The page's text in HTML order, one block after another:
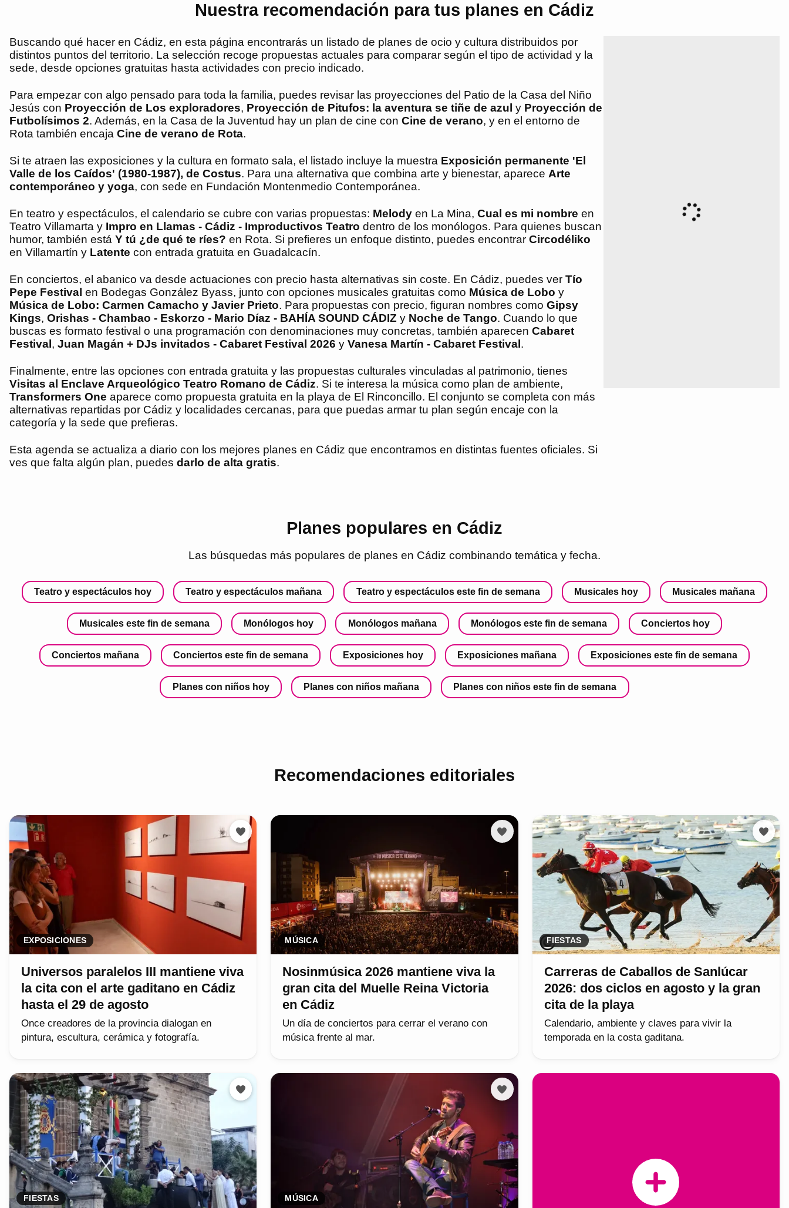
Nuestra recomendación para tus planes en Cádiz
Buscando qué hacer en Cádiz, en esta página encontrarás un listado de planes de ocio y cultura distribuidos por
distintos puntos del territorio. La selección recoge propuestas actuales para comparar según el tipo de actividad y la
sede, desde opciones gratuitas hasta actividades con precio indicado.
Para empezar con algo pensado para toda la familia, puedes revisar las proyecciones del Patio de la Casa del Niño
Jesús con Proyección de Los exploradores, Proyección de Pitufos: la aventura se tiñe de azul y Proyección de
Futbolísimos 2. Además, en la Casa de la Juventud hay un plan de cine con Cine de verano, y en el entorno de
Rota también encaja Cine de verano de Rota.
Si te atraen las exposiciones y la cultura en formato sala, el listado incluye la muestra Exposición permanente 'El
Valle de los Caídos' (1980-1987), de Costus. Para una alternativa que combina arte y bienestar, aparece Arte
contemporáneo y yoga, con sede en Fundación Montenmedio Contemporánea.
En teatro y espectáculos, el calendario se cubre con varias propuestas: Melody en La Mina, Cual es mi nombre en
Teatro Villamarta y Impro en Llamas - Cádiz - Improductivos Teatro dentro de los monólogos. Para quienes buscan
humor, también está Y tú ¿de qué te ríes? en Rota. Si prefieres un enfoque distinto, puedes encontrar Circodéliko
en Villamartín y Latente con entrada gratuita en Guadalcacín.
En conciertos, el abanico va desde actuaciones con precio hasta alternativas sin coste. En Cádiz, puedes ver Tío
Pepe Festival en Bodegas González Byass, junto con opciones musicales gratuitas como Música de Lobo y
Música de Lobo: Carmen Camacho y Javier Prieto. Para propuestas con precio, figuran nombres como Gipsy
Kings, Orishas - Chambao - Eskorzo - Mario Díaz - BAHÍA SOUND CÁDIZ y Noche de Tango. Cuando lo que
buscas es formato festival o una programación con denominaciones muy concretas, también aparecen Cabaret
Festival , Juan Magán + DJs invitados - Cabaret Festival 2026 y Vanesa Martín - Cabaret Festival .
Finalmente, entre las opciones con entrada gratuita y las propuestas culturales vinculadas al patrimonio, tienes
Visitas al Enclave Arqueológico Teatro Romano de Cádiz. Si te interesa la música como plan de ambiente,
Transformers One aparece como propuesta gratuita en la playa de El Rinconcillo. El conjunto se completa con más
alternativas repartidas por Cádiz y localidades cercanas, para que puedas armar tu plan según encaje con la
categoría y la sede que prefieras.
Esta agenda se actualiza a diario con los mejores planes en Cádiz que encontramos en distintas fuentes oficiales. Si
ves que falta algún plan, puedes darlo de alta gratis.
Planes populares en Cádiz
Las búsquedas más populares de planes en Cádiz combinando temática y fecha.
Teatro y espectáculos hoy Teatro y espectáculos mañana Teatro y espectáculos este fin de semana Musicales hoy Musicales mañana
Musicales este fin de semana Monólogos hoy Monólogos mañana Monólogos este fin de semana Conciertos hoy
Conciertos mañana Conciertos este fin de semana Exposiciones hoy Exposiciones mañana Exposiciones este fin de semana
Planes con niños hoy Planes con niños mañana Planes con niños este fin de semana
Recomendaciones editoriales
EXPOSICIONES
Universos paralelos III mantiene viva
la cita con el arte gaditano en Cádiz
hasta el 29 de agosto
Once creadores de la provincia dialogan en
pintura, escultura, cerámica y fotografía.
MÚSICA
Nosinmúsica 2026 mantiene viva la
gran cita del Muelle Reina Victoria
en Cádiz
Un día de conciertos para cerrar el verano con
música frente al mar.
FIESTAS
Carreras de Caballos de Sanlúcar
2026: dos ciclos en agosto y la gran
cita de la playa
Calendario, ambiente y claves para vivir la
temporada en la costa gaditana.
FIESTAS MÚSICA